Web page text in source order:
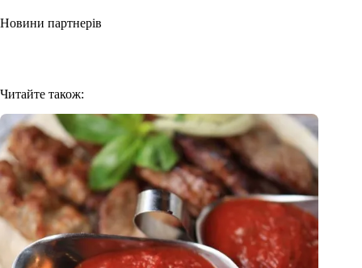
Новини партнерів
Читайте також: